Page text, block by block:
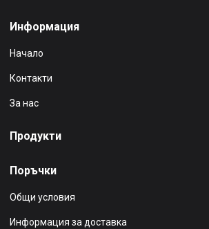
Информация
Начало
Контакти
За нас
Продукти
Поръчки
Общи условия
Информация за доставка